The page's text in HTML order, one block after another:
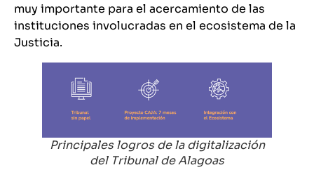
muy importante para el acercamiento de las
instituciones involucradas en el ecosistema de la
Justicia.
Principales logros de la digitalización
del Tribunal de Alagoas